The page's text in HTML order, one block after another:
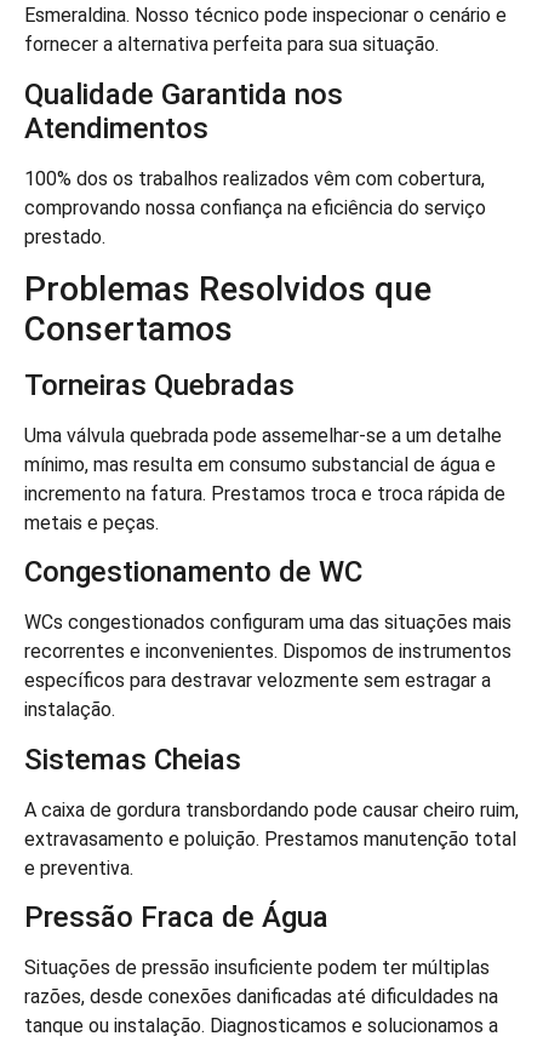
Esmeraldina. Nosso técnico pode inspecionar o cenário e
fornecer a alternativa perfeita para sua situação.
Qualidade Garantida nos
Atendimentos
100% dos os trabalhos realizados vêm com cobertura,
comprovando nossa confiança na eficiência do serviço
prestado.
Problemas Resolvidos que
Consertamos
Torneiras Quebradas
Uma válvula quebrada pode assemelhar-se a um detalhe
mínimo, mas resulta em consumo substancial de água e
incremento na fatura. Prestamos troca e troca rápida de
metais e peças.
Congestionamento de WC
WCs congestionados configuram uma das situações mais
recorrentes e inconvenientes. Dispomos de instrumentos
específicos para destravar velozmente sem estragar a
instalação.
Sistemas Cheias
A caixa de gordura transbordando pode causar cheiro ruim,
extravasamento e poluição. Prestamos manutenção total
e preventiva.
Pressão Fraca de Água
Situações de pressão insuficiente podem ter múltiplas
razões, desde conexões danificadas até dificuldades na
tanque ou instalação. Diagnosticamos e solucionamos a